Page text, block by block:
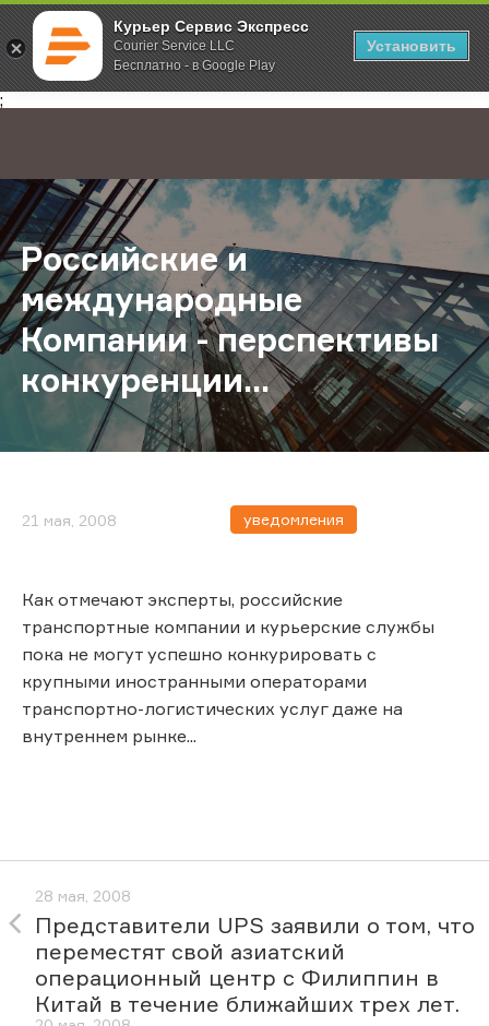
Курьер Сервис Экспресс
Courier Service LLC
Бесплатно - в Google Play
Установить
;
Главная О компании Новости Российские и международные
Российские и
международные
Компании - перспективы
конкуренции...
21 мая, 2008 уведомления
Как отмечают эксперты, российские
транспортные компании и курьерские службы
пока не могут успешно конкурировать с
крупными иностранными операторами
транспортно-логистических услуг даже на
внутреннем рынке...
28 мая, 2008
Представители UPS заявили о том, что
переместят свой азиатский
операционный центр с Филиппин в
Китай в течение ближайших трех лет.